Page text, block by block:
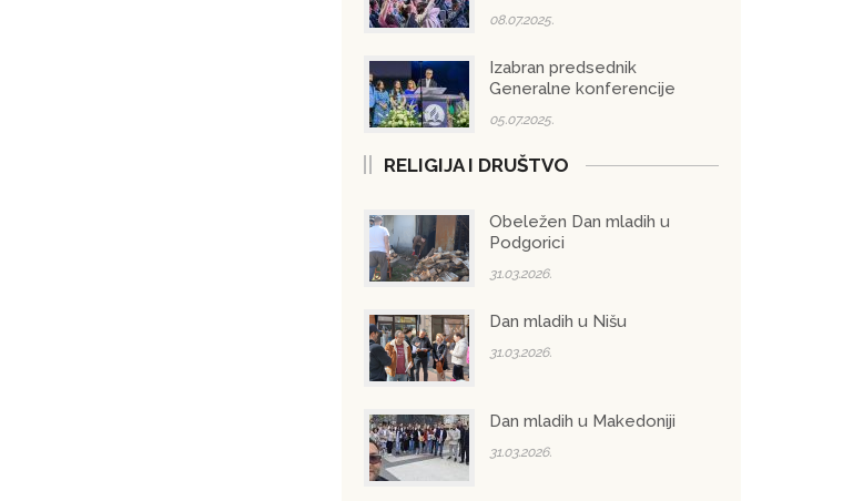
08.07.2025.
Izabran predsednik
Generalne konferencije
05.07.2025.
RELIGIJA I DRUŠTVO
Obeležen Dan mladih u
Podgorici
31.03.2026.
Dan mladih u Nišu
31.03.2026.
Dan mladih u Makedoniji
31.03.2026.